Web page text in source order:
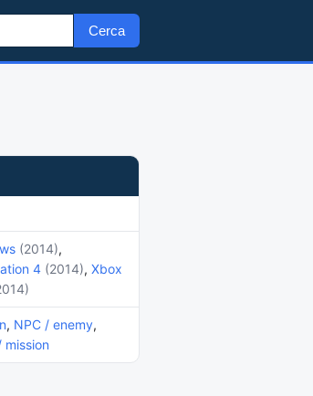
Cerca
(2014),
4 (2014), Xbox
, NPC / enemy,
mission